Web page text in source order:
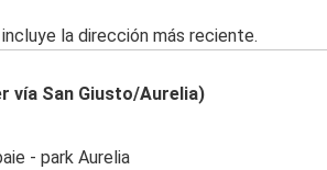
la dirección más reciente.
vía San Giusto/Aurelia)
- park Aurelia